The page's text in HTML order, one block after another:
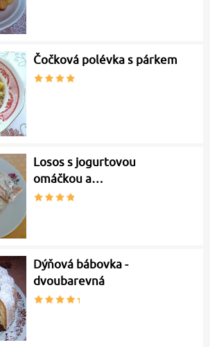
Čočková polévka s párkem
Losos s jogurtovou
omáčkou a…
Dýňová bábovka -
dvoubarevná